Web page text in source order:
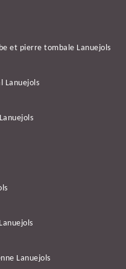
et pierre tombale Lanuejols
Lanuejols
Lanuejols